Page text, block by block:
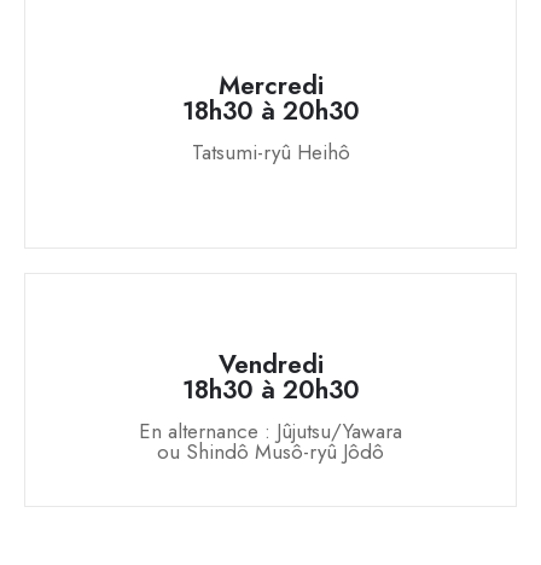
Mercredi
18h30 à 20h30
Tatsumi-ryû Heihô
Vendredi
18h30 à 20h30
En alternance : Jûjutsu/Yawara
ou Shindô Musô-ryû Jôdô